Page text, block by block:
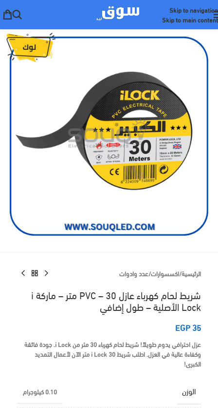
Skip to navigation
Skip to main content
الرئيسية/اكسسوارات/عدد وادوات
شريط لحام كهرباء عازل PVC – 30 متر – ماركة i
Lock الأصلية – طول إضافي
EGP35
عزل احترافي يدوم طويلاً!شريط لحام كهرباء 30 متر منi Lock. جودة فائقة
وكفاءة عالية في العزل.
اطلب شريط i Lock 30 متر الآن لأعمال التمديد
الكبرى!
الوزن 0.10 كيلوجرام